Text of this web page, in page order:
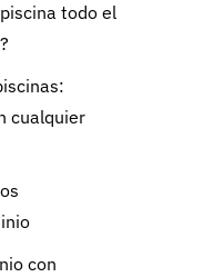
todo el
cualquier
con